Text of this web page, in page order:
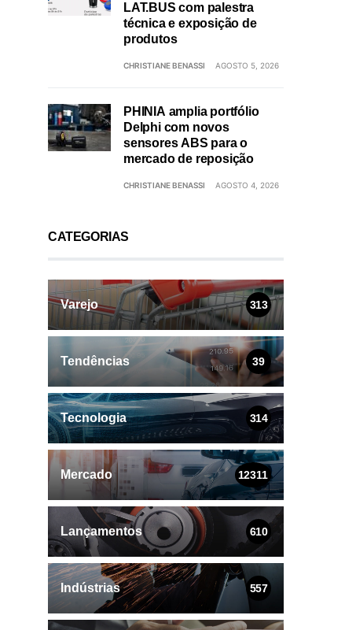
LAT.BUS com palestra
técnica e exposição de
produtos
CHRISTIANE BENASSI AGOSTO 5, 2026
PHINIA amplia portfólio
Delphi com novos
sensores ABS para o
mercado de reposição
CHRISTIANE BENASSI AGOSTO 4, 2026
CATEGORIAS
Varejo 313
Tendências 39
Tecnologia 314
Mercado 12311
Lançamentos 610
Indústrias 557